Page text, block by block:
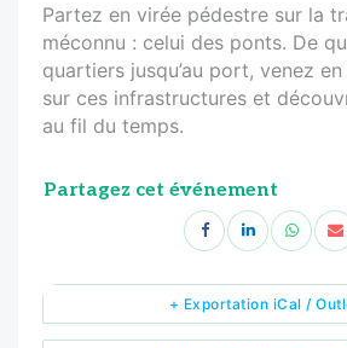
Partez en virée pédestre sur la
méconnu : celui des ponts. De
quartiers jusqu’au port, venez
sur ces infrastructures et
au fil du temps.
Partagez cet événement
+ Exportation iCal /